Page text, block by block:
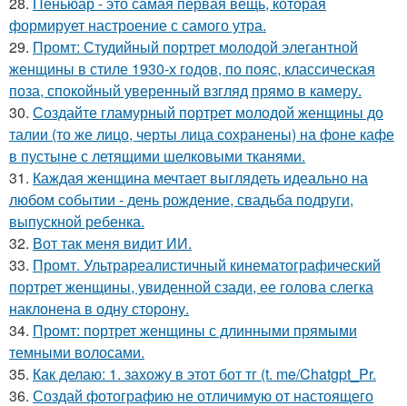
формирует настроение с самого утра.
29. Промт: Студийный портрет молодой элегантной
женщины в стиле 1930-х годов, по пояс, классическая
поза, спокойный уверенный взгляд прямо в камеру.
30. Создайте гламурный портрет молодой женщины до
талии (то же лицо, черты лица сохранены) на фоне кафе
в пустыне с летящими шелковыми тканями.
31. Каждая женщина мечтает выглядеть идеально на
любом событии - день рождение, свадьба подруги,
выпускной ребенка.
32. Вот так меня видит ИИ.
33. Промт. Ультрареалистичный кинематографический
портрет женщины, увиденной сзади, ее голова слегка
наклонена в одну сторону.
34. Промт: портрет женщины с длинными прямыми
темными волосами.
35. Как делаю: 1. захожу в этот бот тг (t. me/Chatgpt_Pr.
36. Создай фотографию не отличимую от настоящего